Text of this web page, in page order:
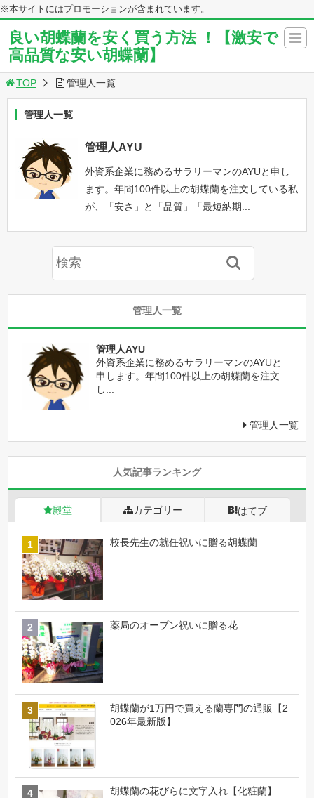
※本サイトにはプロモーションが含まれています。
良い胡蝶蘭を安く買う方法 ！【激安で
高品質な安い胡蝶蘭】
TOP 管理人一覧
管理人一覧
管理人AYU
外資系企業に務めるサラリーマンのAYUと申し
ます。年間100件以上の胡蝶蘭を注文している私
が、「安さ」と「品質」「最短納期...
管理人一覧
管理人AYU
外資系企業に務めるサラリーマンのAYUと
申します。年間100件以上の胡蝶蘭を注文
し...
管理人一覧
人気記事ランキング
殿堂 カテゴリー はてブ
校長先生の就任祝いに贈る胡蝶蘭
薬局のオープン祝いに贈る花
胡蝶蘭が1万円で買える蘭専門の通販【2
026年最新版】
胡蝶蘭の花びらに文字入れ【化粧蘭】